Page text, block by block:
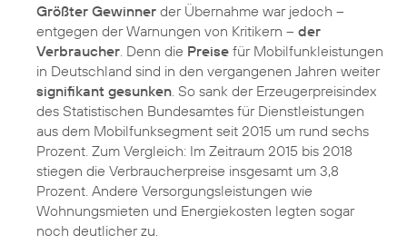
Größter Gewinner der Übernahme war jedoch –
entgegen der Warnungen von Kritikern – der
Verbraucher . Denn die Preise für Mobilfunkleistungen
in Deutschland sind in den vergangenen Jahren weiter
signifikant gesunken . So sank der Erzeugerpreisindex
des Statistischen Bundesamtes für Dienstleistungen
aus dem Mobilfunksegment seit 2015 um rund sechs
Prozent. Zum Vergleich: Im Zeitraum 2015 bis 2018
stiegen die Verbraucherpreise insgesamt um 3,8
Prozent. Andere Versorgungsleistungen wie
Wohnungsmieten und Energiekosten legten sogar
noch deutlicher zu.